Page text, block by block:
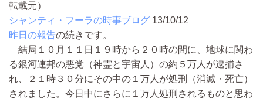
転載元）
シャンティ・フーラの時事ブログ 13/10/12
昨日の報告の続きです。
結局１０月１１日１９時から２０時の間に、地球に関わ
る銀河連邦の悪党（神霊と宇宙人）の約５万人が逮捕さ
れ、２１時３０分にその中の１万人が処刑（消滅・死亡）
されました。今日中にさらに１万人処刑されるものと思わ